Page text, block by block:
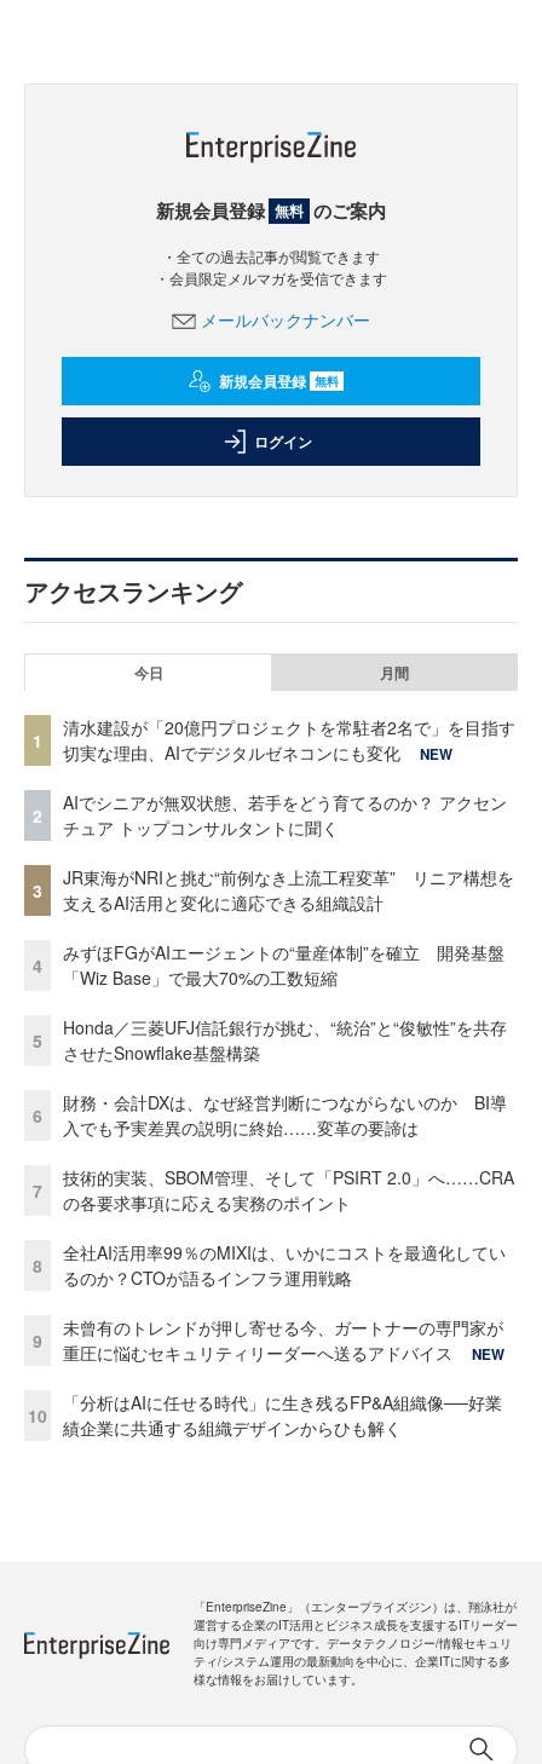
新規会員登録 無料 のご案内
・全ての過去記事が閲覧できます
・会員限定メルマガを受信できます
メールバックナンバー
新規会員登録 無料
ログイン
アクセスランキング
今日 月間
1
清水建設が「20億円プロジェクトを常駐者2名で」を目指す
切実な理由、AIでデジタルゼネコンにも変化
NEW
2
AIでシニアが無双状態、若手をどう育てるのか？ アクセン
チュア トップコンサルタントに聞く
3
JR東海がNRIと挑む“前例なき上流工程変革” リニア構想を
支えるAI活用と変化に適応できる組織設計
4
みずほFGがAIエージェントの“量産体制”を確立 開発基盤
「Wiz Base」で最大70%の工数短縮
5
Honda／三菱UFJ信託銀行が挑む、“統治”と“俊敏性”を共存
させたSnowflake基盤構築
6
財務・会計DXは、なぜ経営判断につながらないのか BI導
入でも予実差異の説明に終始……変革の要諦は
7
技術的実装、SBOM管理、そして「PSIRT 2.0」へ……CRA
の各要求事項に応える実務のポイント
8
全社AI活用率99％のMIXIは、いかにコストを最適化してい
るのか？CTOが語るインフラ運用戦略
9
未曾有のトレンドが押し寄せる今、ガートナーの専門家が
重圧に悩むセキュリティリーダーへ送るアドバイス
NEW
10
「分析はAIに任せる時代」に生き残るFP&A組織像──好業
績企業に共通する組織デザインからひも解く
「EnterpriseZine」（エンタープライズジン）は、翔泳社が
運営する企業のIT活用とビジネス成長を支援するITリーダー
向け専門メディアです。データテクノロジー/情報セキュリ
ティ/システム運用の最新動向を中心に、企業ITに関する多
様な情報をお届けしています。